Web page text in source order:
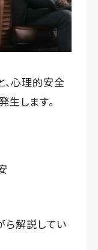
、心理的安全
します。
ら解説してい